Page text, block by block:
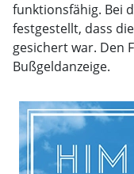
funktionsfähig. Bei
festgestellt, dass
gesichert war. Den
Bußgeldanzeige.